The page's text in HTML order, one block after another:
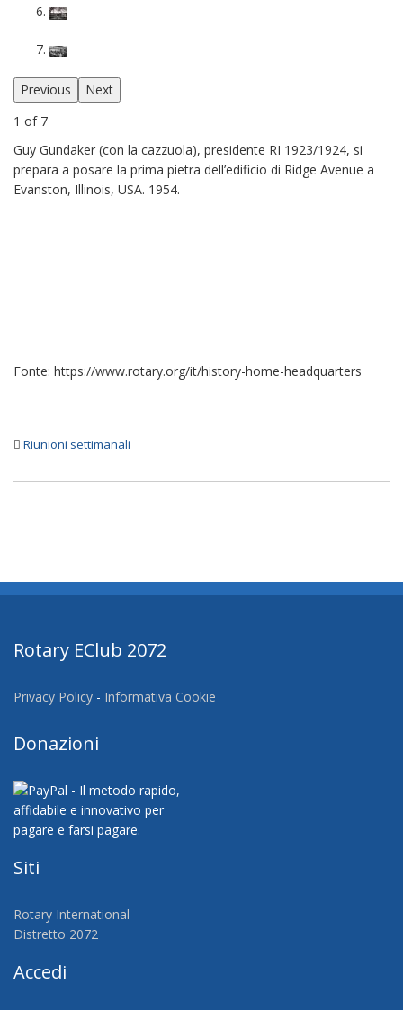
Previous
Next
1 of 7
Guy Gundaker (con la cazzuola), presidente RI 1923/1924, si
prepara a posare la prima pietra dell’edificio di Ridge Avenue a
Evanston, Illinois, USA. 1954.
Fonte: https://www.rotary.org/it/history-home-headquarters
Riunioni settimanali
Rotary EClub 2072
Privacy Policy - Informativa Cookie
Donazioni
Siti
Rotary International
Distretto 2072
Accedi